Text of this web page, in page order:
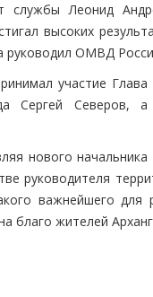
Леонид
высоких
руководил ОМВД
участие
Сергей Северов,
нового
руководителя
важнейшего для
благо жителей